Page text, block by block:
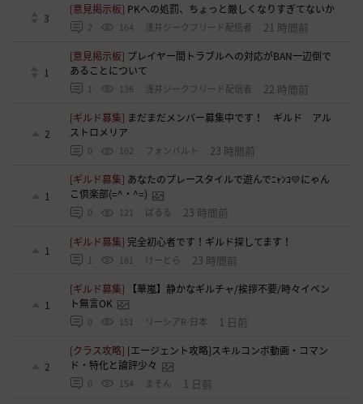
3
[意見掲示板] PKへの処罰、ちょっと厳しくなりすぎてないか
2 164 浅井ジークフリード配信者 21 時間前
1
[意見掲示板] プレイヤー間トラブルへの対応がBAN一辺倒で
あることについて
1 136 浅井ジークフリード配信者 22 時間前
2
[ギルド募集] まだまだメンバー募集中です！ ギルド アル
ストロメリア
0 162 フォンバルト 23 時間前
1
[ギルド募集] あなたのプレースタイルで遊んでﾆｬﾝｺ💛にゃん
こ倶楽部(=^・^=)
0 121 ぱるる 23 時間前
1
[ギルド募集] 完全初心者です！ギルド探してます！
1 181 けーとら 23 時間前
1
[ギルド募集]
【華嵐】静かなギルチャ/挨拶不要/時々イベン
ト無言OK
0 151 リーシアR-日本 1 日前
2
[クラス攻略] [エージェント攻略]スキルコンボ動画・コマン
ド・特化と論評少々
0 154 まそん 1 日前